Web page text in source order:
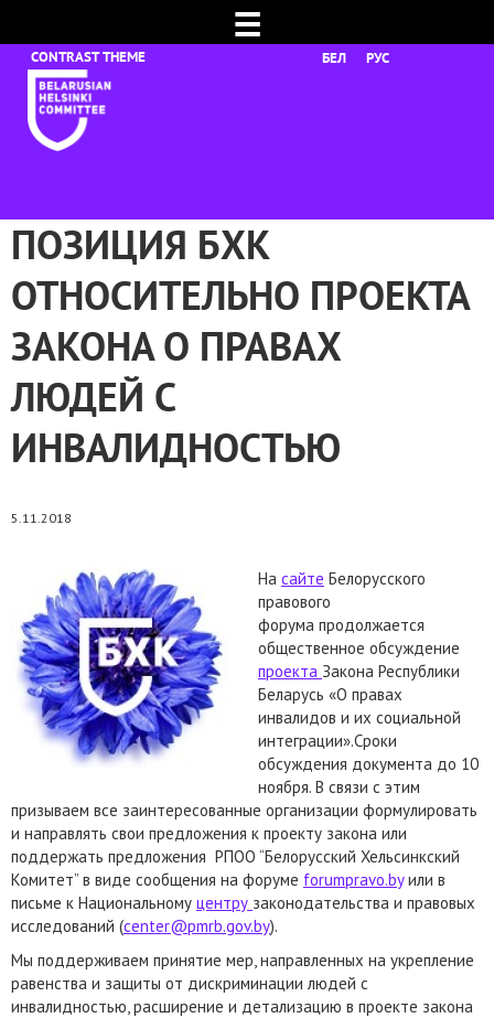
☰
БЕЛ РУС
ПОЗИЦИЯ БХК
ОТНОСИТЕЛЬНО ПРОЕКТА
ЗАКОНА О ПРАВАХ
ЛЮДЕЙ С
ИНВАЛИДНОСТЬЮ
5.11.2018
На сайте Белорусского
правового
форума продолжается
общественное обсуждение
проекта Закона Республики
Беларусь «О правах
инвалидов и их социальной
интеграции».Сроки
обсуждения документа до 10
ноября. В связи с этим
призываем все заинтересованные организации формулировать
и направлять свои предложения к проекту закона или
поддержать предложения РПОО “Белорусский Хельсинкский
Комитет” в виде сообщения на форуме forumpravo.byили в
письме к Национальному центру законодательства и правовых
исследований (center@pmrb.gov.by).
Мы поддерживаем принятие мер, направленных на укрепление
равенства и защиты от дискриминации людей с
инвалидностью, расширение и детализацию в проекте закона